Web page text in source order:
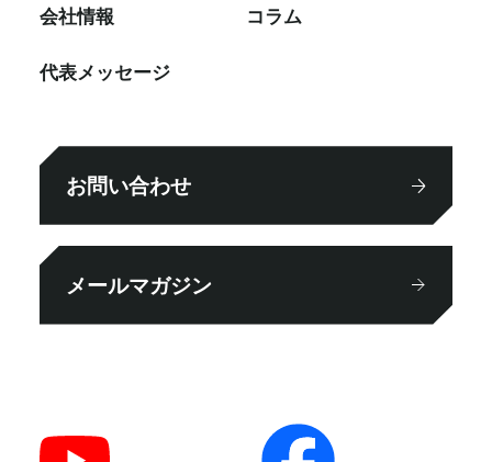
会社情報
代表メッセージ
コラム
お問い合わせ
メールマガジン